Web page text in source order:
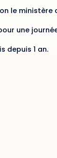
le ministère
une
depuis 1 an.